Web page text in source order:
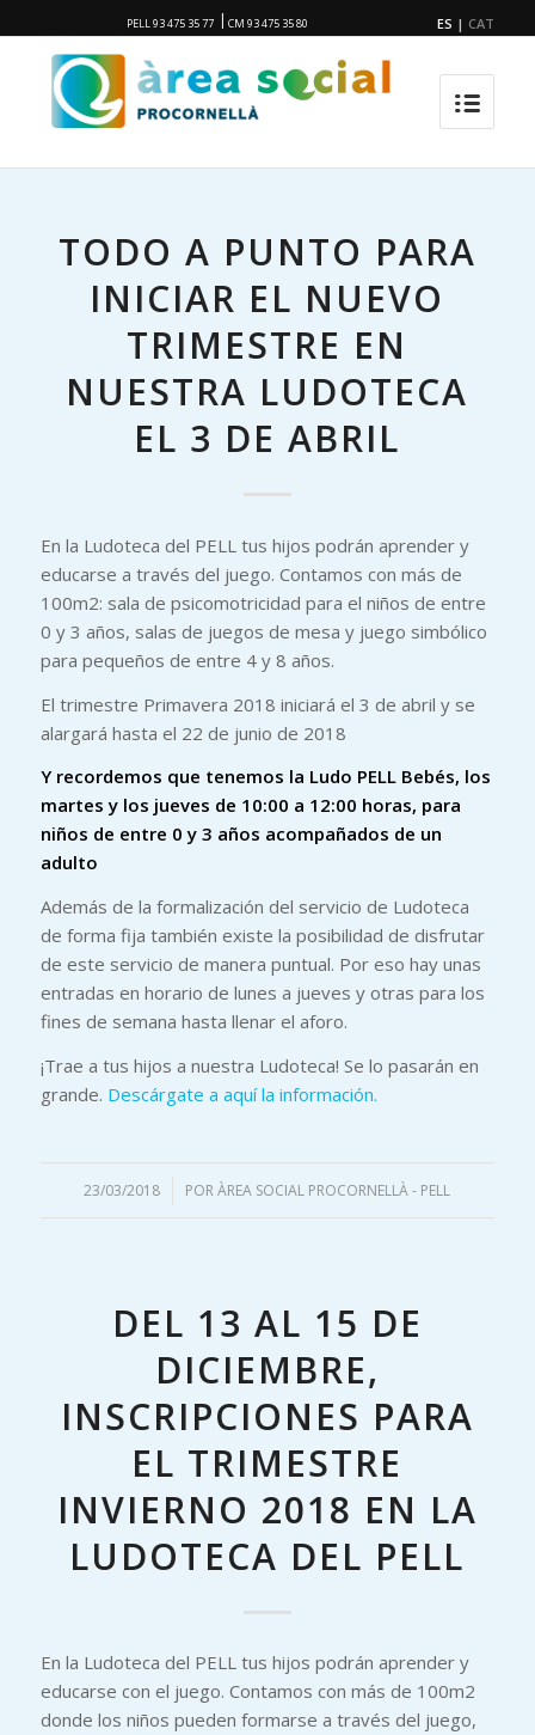
PELL 93 475 35 77 | CM 93 475 35 80 ES | CAT
TODO A PUNTO PARA
INICIAR EL NUEVO
TRIMESTRE EN
NUESTRA LUDOTECA
EL 3 DE ABRIL
En la Ludoteca del PELL tus hijos podrán aprender y
educarse a través del juego. Contamos con más de
100m2: sala de psicomotricidad para el niños de entre
0 y 3 años, salas de juegos de mesa y juego simbólico
para pequeños de entre 4 y 8 años.
El trimestre Primavera 2018 iniciará el 3 de abril y se
alargará hasta el 22 de junio de 2018
Y recordemos que tenemos la Ludo PELL Bebés, los
martes y los jueves de 10:00 a 12:00 horas, para
niños de entre 0 y 3 años acompañados de un
adulto
Además de la formalización del servicio de Ludoteca
de forma fija también existe la posibilidad de disfrutar
de este servicio de manera puntual. Por eso hay unas
entradas en horario de lunes a jueves y otras para los
fines de semana hasta llenar el aforo.
¡Trae a tus hijos a nuestra Ludoteca! Se lo pasarán en
grande. Descárgate a aquí la información.
23/03/2018
/ PORÀREA SOCIAL PROCORNELLÀ - PELL
DEL 13 AL 15 DE
DICIEMBRE,
INSCRIPCIONES PARA
EL TRIMESTRE
INVIERNO 2018 EN LA
LUDOTECA DEL PELL
En la Ludoteca del PELL tus hijos podrán aprender y
educarse con el juego. Contamos con más de 100m2
donde los niños pueden formarse a través del juego,